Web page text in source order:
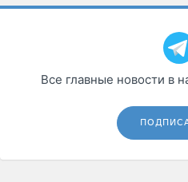
Все главные новости в